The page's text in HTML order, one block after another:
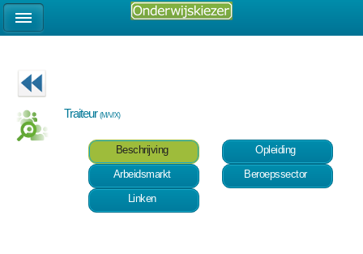
Traiteur(M/V/X)
Beschrijving
Opleiding
Arbeidsmarkt
Beroepssector
Linken